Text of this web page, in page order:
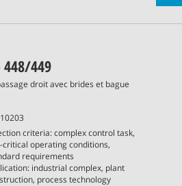
448/449
droit avec brides et bague
criteria: complex control task,
critical operating conditions,
requirements
industrial complex, plant
process technology